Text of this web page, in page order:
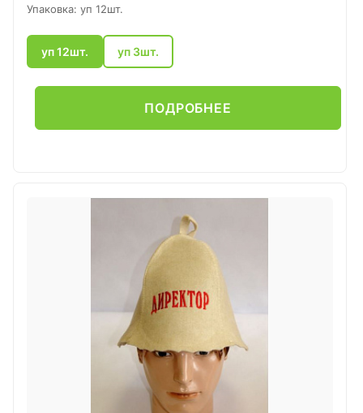
Упаковка: уп 12шт.
уп 12шт. уп 3шт.
ПОДРОБНЕЕ